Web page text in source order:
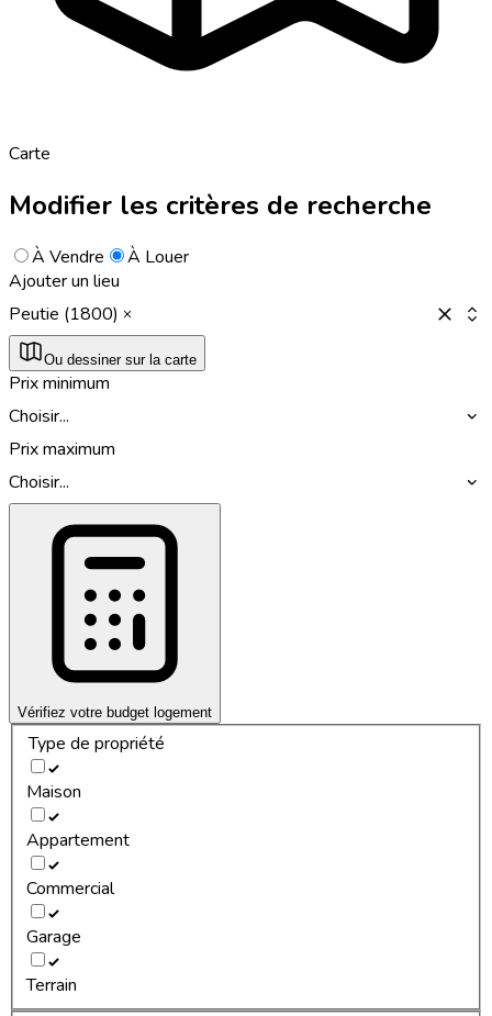
Carte
Modifier les critères de recherche
À Vendre
À Louer
Ajouter un lieu
Peutie (1800)
Ou dessiner sur la carte
Prix minimum
Choisir...
Prix maximum
Choisir...
Vérifiez votre budget logement
Type de propriété
Maison
Appartement
Commercial
Garage
Terrain